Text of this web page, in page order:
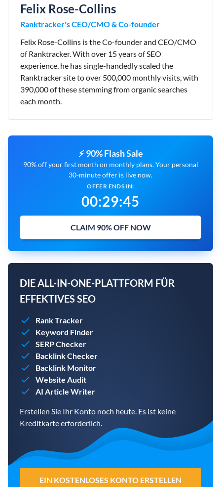
Felix Rose-Collins
Ranktracker's CEO/CMO & Co-founder
Felix Rose-Collins is the Co-founder and CEO/CMO
of Ranktracker. With over 15 years of SEO
experience, he has single-handedly scaled the
Ranktracker site to over 500,000 monthly visits, with
390,000 of these stemming from organic searches
each month.
⚡ 90% Flash Sale
90% off your first month on monthly plans. Your personal
30-minute offer is live now.
OFFER ENDS IN:
00:29:44
CLAIM 90% OFF NOW
DIE ALL-IN-ONE-PLATTFORM FÜR
EFFEKTIVES SEO
Rank Tracker
Keyword Finder
SERP Checker
Backlink Checker
Backlink Monitor
Website Audit
AI Article Writer
Erstellen Sie Ihr Konto noch heute. Es ist keine
Kreditkarte erforderlich.
EIN KOSTENLOSES KONTO ERSTELLEN